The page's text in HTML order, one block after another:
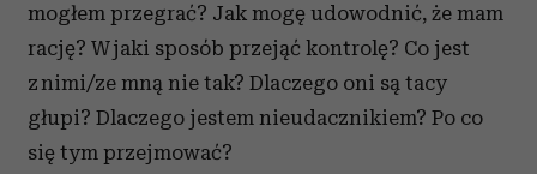
mogłem przegrać? Jak mogę udowodnić, że mam
rację? W jaki sposób przejąć kontrolę? Co jest
z nimi/ze mną nie tak? Dlaczego oni są tacy
głupi? Dlaczego jestem nieudacznikiem? Po co
się tym przejmować?